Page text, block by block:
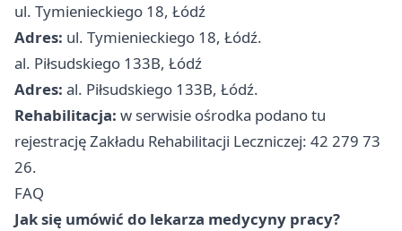
ul. Tymienieckiego 18, Łódź
Adres: ul. Tymienieckiego 18, Łódź.
al. Piłsudskiego 133B, Łódź
Adres: al. Piłsudskiego 133B, Łódź.
Rehabilitacja: w serwisie ośrodka podano tu
rejestrację Zakładu Rehabilitacji Leczniczej: 42 279 73
26.
FAQ
Jak się umówić do lekarza medycyny pracy?